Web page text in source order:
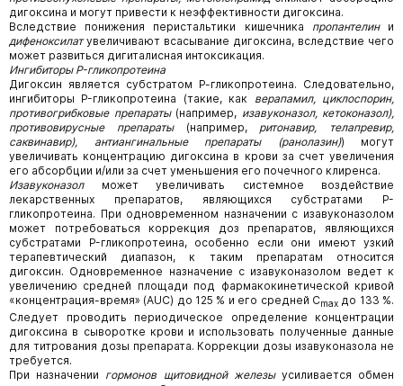
дигоксина и могут привести к неэффективности дигоксина.
Вследствие понижения перистальтики кишечника пропантелин и
дифеноксилатувеличивают всасывание дигоксина, вследствие чего
может развиться дигиталисная интоксикация.
Ингибиторы P-гликопротеина
Дигоксин является субстратом Р-гликопротеина. Следовательно,
ингибиторы P-гликопротеина (такие, как верапамил, циклоспорин,
противогрибковые препараты(например, изавуконазол, кетоконазол),
противовирусные препараты(например, ритонавир, телапревир,
саквинавир), антиангинальные препараты (ранолазин)) могут
увеличивать концентрацию дигоксина в крови за счет увеличения
его абсорбции и/или за счет уменьшения его почечного клиренса.
Изавуконазол может увеличивать системное воздействие
лекарственных препаратов, являющихся субстратами P-
гликопротеина. При одновременном назначении с изавуконазолом
может потребоваться коррекция доз препаратов, являющихся
субстратами P-гликопротеина, особенно если они имеют узкий
терапевтический диапазон, к таким препаратам относится
дигоксин. Одновременное назначение с изавуконазолом ведет к
увеличению средней площади под фармакокинетической кривой
«концентрация-время» (AUC) до 125 % и его средней Cmaxдо 133 %.
Следует проводить периодическое определение концентрации
дигоксина в сыворотке крови и использовать полученные данные
для титрования дозы препарата. Коррекции дозы изавуконазола не
требуется.
При назначении гормонов щитовидной железыусиливается обмен